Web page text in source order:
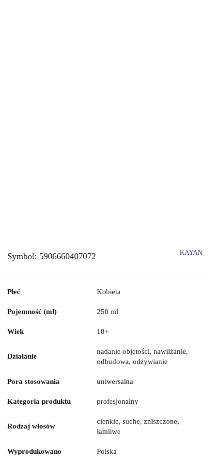
Symbol: 5906660407072 KAYAN
Płeć Kobieta
Pojemność (ml) 250 ml
Wiek 18+
Działanie
nadanie objętości, nawilżanie,
odbudowa, odżywianie
Pora stosowania uniwersalna
Kategoria produktu profesjonalny
Rodzaj włosów
cienkie, suche, zniszczone,
łamliwe
Wyprodukowano Polska